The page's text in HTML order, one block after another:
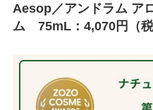
Aesop／アンドラム ア
ム 75mL：4,070円（税